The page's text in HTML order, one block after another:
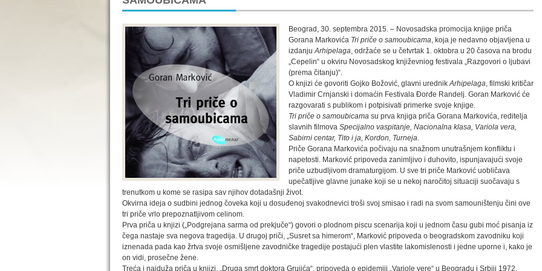
Beograd, 30. septembra 2015. – Novosadska promocija knjige priča
Gorana Markovića Tri priče o samoubicama, koja je nedavno objavljena u
izdanjuArhipelaga, održaće se u četvrtak 1. oktobra u 20 časova na brodu
„Cepelin“ u okviru Novosadskog književniog festivala „Razgovori o ljubavi
(prema čitanju)“.
O knjizi će govoriti Gojko Božović, glavni urednikArhipelaga, filmski kritičar
Vladimir Crnjanski i domaćin Festivala Đorđe Randelj. Goran Marković će
razgovarati s publikom i potpisivati primerke svoje knjige.
Tri priče o samoubicama su prva knjiga priča Gorana Markovića, reditelja
slavnih filmova Specijalno vaspitanje, Nacionalna klasa, Variola vera,
Sabirni centar, Tito i ja, Kordon, Turneja.
Priče Gorana Markovića počivaju na snažnom unutrašnjem konfliktu i
napetosti. Marković pripoveda zanimljivo i duhovito, ispunjavajući svoje
priče uzbudljivom dramaturgijom. U sve tri priče Marković uobličava
upečatljive glavne junake koji se u nekoj naročitoj situaciji suočavaju s
trenutkom u kome se rasipa sav njihov dotadašnji život.
Okvirna ideja o sudbini jednog čoveka koji u dosuđenoj svakodnevici troši svoj smisao i radi na svom samouništenju čini ove
tri priče vrlo prepoznatljivom celinom.
Prva priča u knjizi („Podgrejana sarma od prekjuče“) govori o plodnom piscu scenarija koji u jednom času gubi moć pisanja iz
čega nastaje sva negova tragedija. U drugoj priči, „Susret sa himerom“, Marković pripoveda o beogradskom zavodniku koji
iznenada pada kao žrtva svoje osmišljene zavodničke tragedije postajući plen vlastite lakomislenosti i jedne uporne i, kako je
on vidi, prosečne žene.
Treća i najduža priča u knjizi, „Druga smrt doktora Grujića“, pripoveda o epidemiji „Variole vere“ u Beogradu i Srbiji 1972.